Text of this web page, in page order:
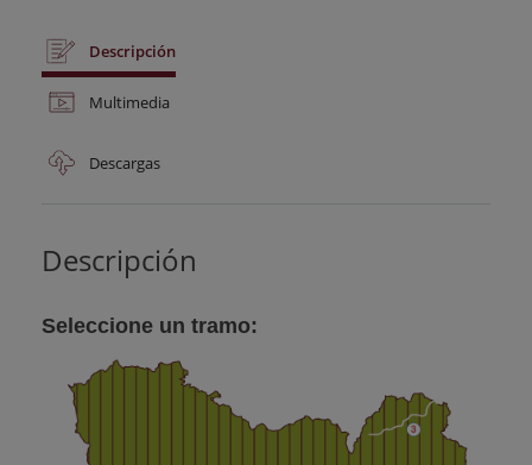
Descripción
Multimedia
Descargas
Descripción
Seleccione un tramo: